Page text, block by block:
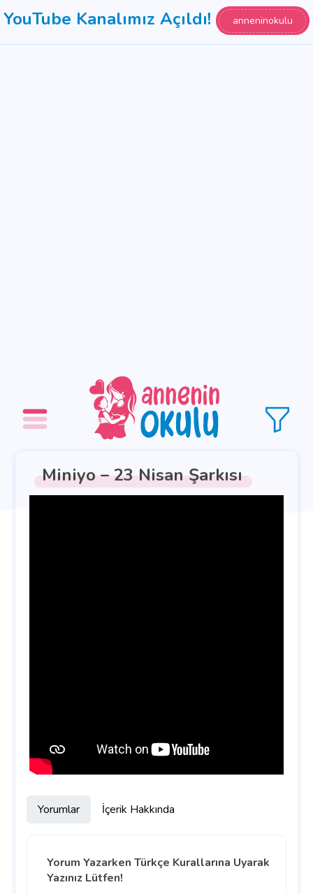
YouTube Kanalımız Açıldı! anneninokulu
Miniyo – 23 Nisan Şarkısı
Yorumlar İçerik Hakkında
Yorum Yazarken Türkçe Kurallarına Uyarak
Yazınız Lütfen!